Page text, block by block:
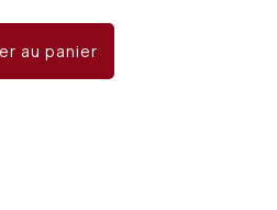
au panier